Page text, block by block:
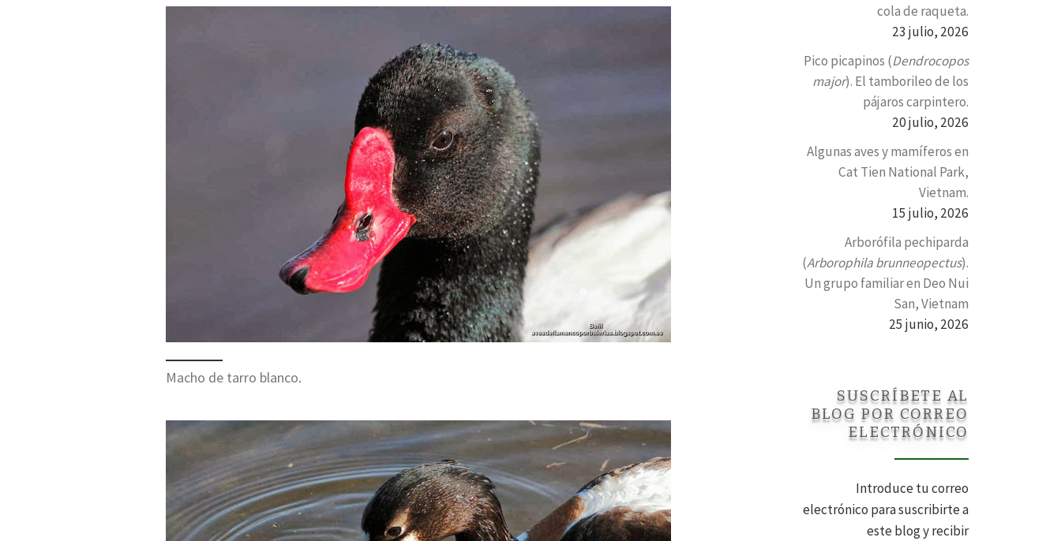
Macho de tarro blanco.
cola de raqueta.
23 julio, 2026
Pico picapinos (Dendrocopos
major). El tamborileo de los
pájaros carpintero.
20 julio, 2026
Algunas aves y mamíferos en
Cat Tien National Park,
Vietnam.
15 julio, 2026
Arborófila pechiparda
(Arborophila brunneopectus).
Un grupo familiar en Deo Nui
San, Vietnam
25 junio, 2026
SUSCRÍBETE AL
BLOG POR CORREO
ELECTRÓNICO
Introduce tu correo
electrónico para suscribirte a
este blog y recibir